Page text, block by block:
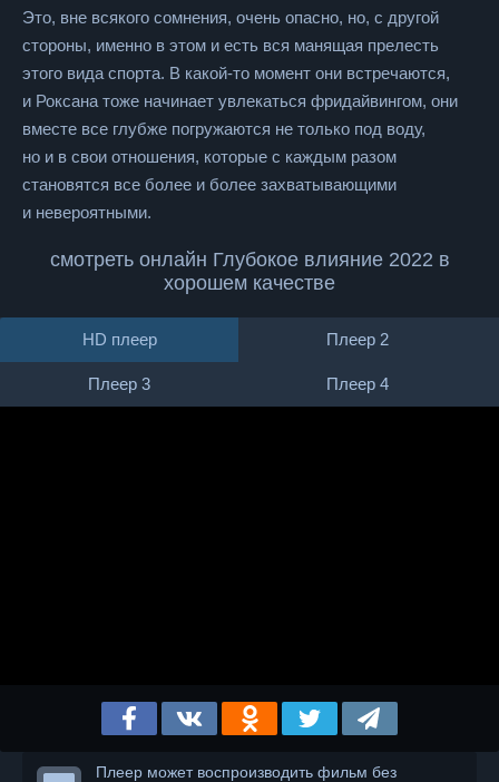
Это, вне всякого сомнения, очень опасно, но, с другой
стороны, именно в этом и есть вся манящая прелесть
этого вида спорта. В какой-то момент они встречаются,
и Роксана тоже начинает увлекаться фридайвингом, они
вместе все глубже погружаются не только под воду,
но и в свои отношения, которые с каждым разом
становятся все более и более захватывающими
и невероятными.
смотреть онлайн Глубокое влияние 2022 в
хорошем качестве
HD плеер Плеер 2
Плеер 3 Плеер 4
Плеер может воспроизводить фильм без